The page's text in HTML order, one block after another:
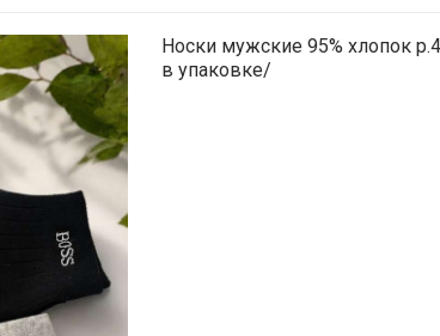
Носки мужские 95% хлопок
в упаковке/